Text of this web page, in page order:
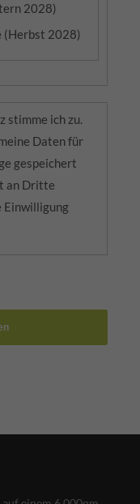
2028)
(Herbst 2028)
stimme ich zu.
Daten für
gespeichert
an Dritte
Einwilligung